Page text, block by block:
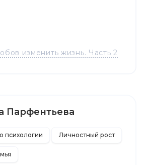
изменить жизнь. Часть 2
Парфентьева
психологии Личностный рост